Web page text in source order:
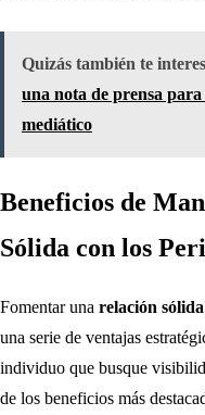
Quizás también te
una nota de prensa
mediático
Beneficios de
Sólida con los
Fomentar una relación
una serie de ventajas
individuo que busque
de los beneficios más